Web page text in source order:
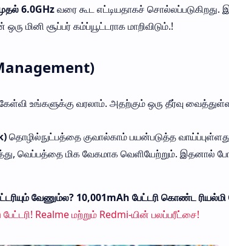
6.0GHzவரை கூட எட்டியதாகச் சொல்லப்படுகிறது.
சூப்பர் கம்ப்யூட்டராக மாறிவிடும்.!
உங்களுக்கு வரலாம். அதற்கும் ஒரு தீர்வு
தொழில்நுட்பத்தை குவால்காம் பயன்படுத்த
வெப்பத்தை மிக வேகமாக வெளியேற்றும். இதனால்
வேணும்ல? 10,001mAh பேட்டரி கொண்ட
Realme மற்றும் Redmi-யின் பலப்பரீட்சை!